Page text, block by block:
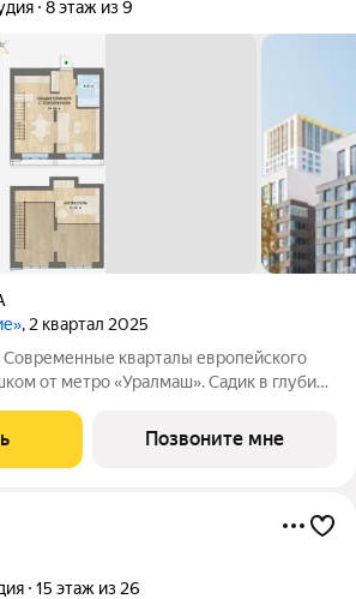
8 этаж из 9
, 2 квартал 2025
кварталы европейского
от метро «Уралмаш». Садик в глубине
рядом с ним. Паркинг и уютный
для
Позвоните мне
15 этаж из 26